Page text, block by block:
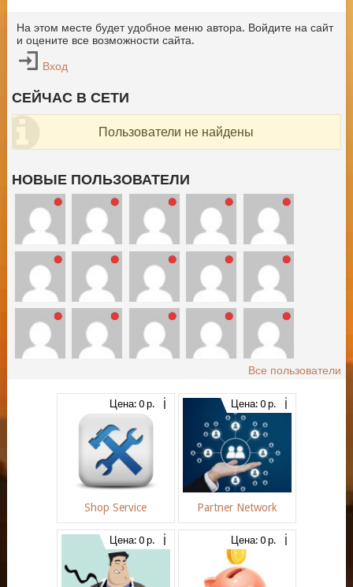
На этом месте будет удобное меню автора. Войдите на сайт
и оцените все возможности сайта.
Вход
СЕЙЧАС В СЕТИ
Пользователи не найдены
НОВЫЕ ПОЛЬЗОВАТЕЛИ
Все пользователи
Цена: 0 р.
Shop Service
Цена: 0 р.
Partner Network
Цена: 0 р. Цена: 0 р.